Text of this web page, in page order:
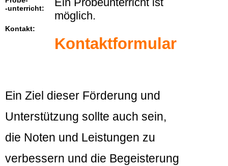
-unterricht:
möglich.
Kontakt:
Kontaktformular
Ein Ziel dieser Förderung und
Unterstützung sollte auch sein,
die Noten und Leistungen zu
verbessern und die Begeisterung